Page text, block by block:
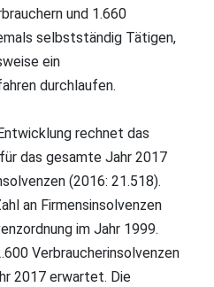
und 1.660
selbstständig Tätigen,
ein
durchlaufen.
rechnet das
das gesamte Jahr 2017
(2016: 21.518).
an Firmensinsolvenzen
im Jahr 1999.
Verbraucherinsolvenzen
2017 erwartet. Die